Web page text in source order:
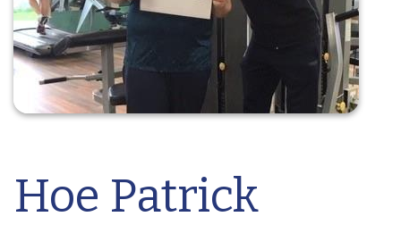
Hoe Patrick